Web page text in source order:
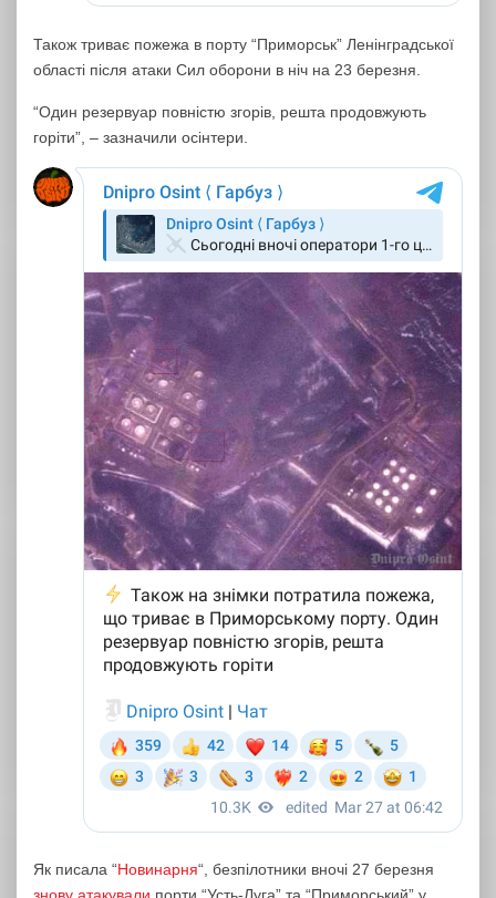
Також триває пожежа в порту “Приморськ” Ленінградської
області після атаки Сил оборони в ніч на 23 березня.
“Один резервуар повністю згорів, решта продовжують
горіти”, – зазначили осінтери.
Як писала “Новинарня“, безпілотники вночі 27 березня